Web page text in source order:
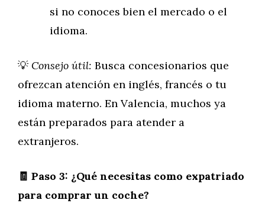
si no conoces bien el mercado o el
idioma.
💡 Consejo útil: Busca concesionarios que
ofrezcan atención en inglés, francés o tu
idioma materno. En Valencia, muchos ya
están preparados para atender a
extranjeros.
🧾 Paso 3: ¿Qué necesitas como expatriado
para comprar un coche?